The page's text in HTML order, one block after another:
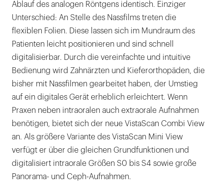
Ablauf des analogen Röntgens identisch. Einziger
Unterschied: An Stelle des Nassfilms treten die
flexiblen Folien. Diese lassen sich im Mundraum des
Patienten leicht positionieren und sind schnell
digitalisierbar. Durch die vereinfachte und intuitive
Bedienung wird Zahnärzten und Kieferorthopäden, die
bisher mit Nassfilmen gearbeitet haben, der Umstieg
auf ein digitales Gerät erheblich erleichtert. Wenn
Praxen neben intraoralen auch extraorale Aufnahmen
benötigen, bietet sich der neue VistaScan Combi View
an. Als größere Variante des VistaScan Mini View
verfügt er über die gleichen Grundfunktionen und
digitalisiert intraorale Größen S0 bis S4 sowie große
Panorama- und Ceph-Aufnahmen.